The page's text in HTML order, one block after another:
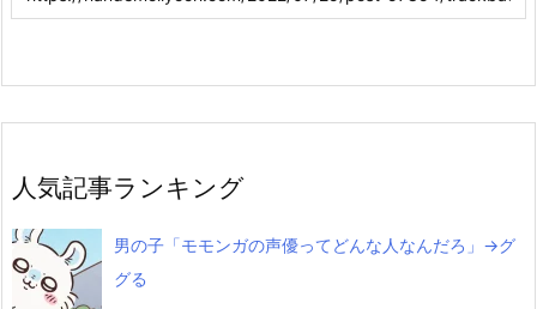
人気記事ランキング
男の子「モモンガの声優ってどんな人なんだろ」→グ
グる